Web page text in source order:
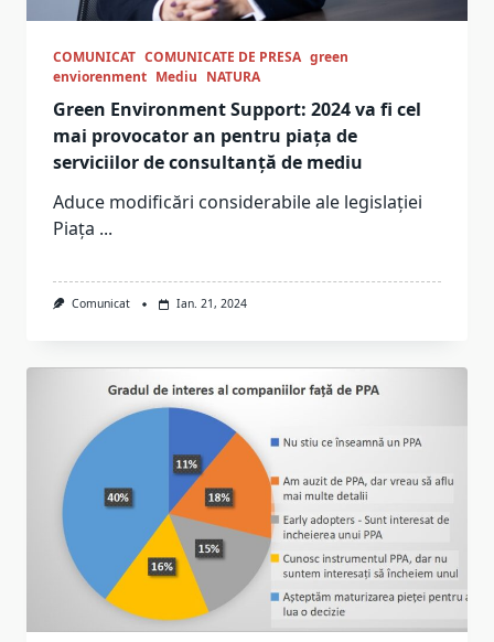
COMUNICAT COMUNICATE DE PRESA green
enviorenment Mediu NATURA
Green Environment Support: 2024 va fi cel
mai provocator an pentru piața de
serviciilor de consultanță de mediu
Aduce modificări considerabile ale legislației
Piața ...
Comunicat Ian. 21, 2024